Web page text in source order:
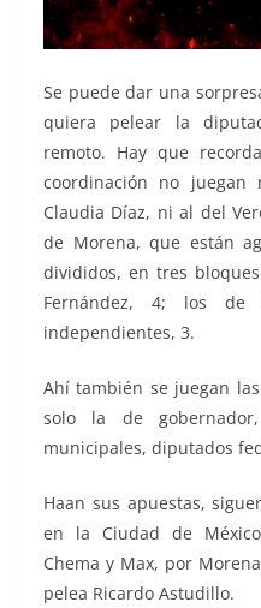
Se puede dar una
quiera pelear la
remoto. Hay que
coordinación no
Claudia Díaz, ni al del
de Morena, que están
divididos, en tres
Fernández, 4; los de
independientes, 3.
Ahí también se juegan
solo la de
municipales, diputados
Haan sus apuestas,
en la Ciudad de
Chema y Max, por
pelea Ricardo Astudillo.